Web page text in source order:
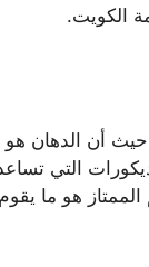
الكويت.
أن الدهان
التي تساعد
هو ما